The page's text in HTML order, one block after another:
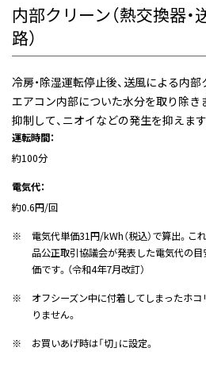
内部クリーン（熱交換器・
路）
冷房・除湿運転停止後、送風による内部
エアコン内部についた水分を取り除き
抑制して、ニオイなどの発生を抑えます
運転時間：
約100分
電気代：
約0.6円/回
※
電気代単価31円/kWh（税込）で算出。
品公正取引協議会が発表した電気代の
価です。（令和4年7月改訂）
※
オフシーズン中に付着してしまったホ
りません。
※
お買いあげ時は「切」に設定。